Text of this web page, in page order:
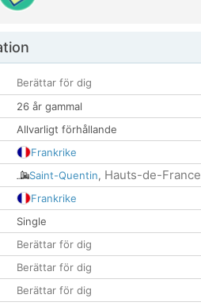
Berättar för dig
26 år gammal
Allvarligt förhållande
Frankrike
Saint-Quentin, Hauts-de-France
Frankrike
Single
Berättar för dig
Berättar för dig
Berättar för dig